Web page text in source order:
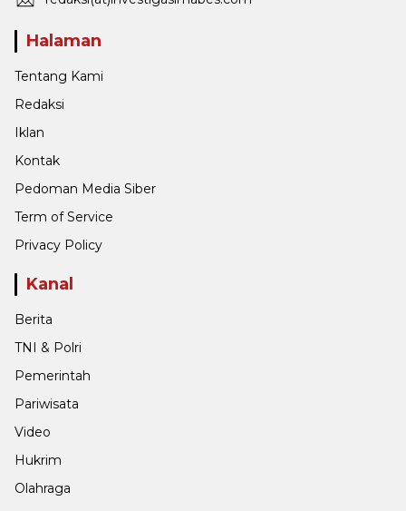
Halaman
Tentang Kami
Redaksi
Iklan
Kontak
Pedoman Media Siber
Term of Service
Privacy Policy
Kanal
Berita
TNI & Polri
Pemerintah
Pariwisata
Video
Hukrim
Olahraga